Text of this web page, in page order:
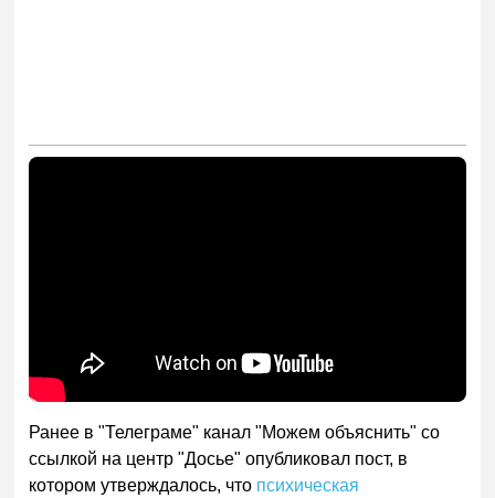
Ранее в "Телеграме" канал "Можем объяснить" со
ссылкой на центр "Досье" опубликовал пост, в
котором утверждалось, что психическая